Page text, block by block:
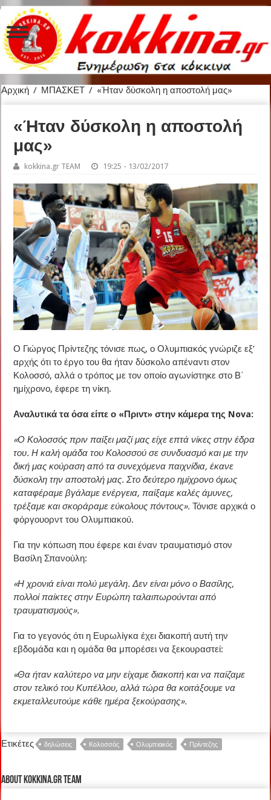
Αρχική / ΜΠΑΣΚΕΤ / «Ήταν δύσκολη η αποστολή μας»
«Ήταν δύσκολη η αποστολή
μας»
kokkina.gr TEAM 19:25 - 13/02/2017
Ο Γιώργος Πρίντεζης τόνισε πως, ο Ολυμπιακός γνώριζε εξ’
αρχής ότι το έργο του θα ήταν δύσκολο απέναντι στον
Κολοσσό, αλλά ο τρόπος με τον οποίο αγωνίστηκε στο Β΄
ημίχρονο, έφερε τη νίκη.
Αναλυτικά τα όσα είπε ο «Πριντ» στην κάμερα της Nova:
«Ο Κολοσσός πριν παίξει μαζί μας είχε επτά νίκες στην έδρα
του. Η καλή ομάδα του Κολοσσού σε συνδυασμό και με την
δική μας κούραση από τα συνεχόμενα παιχνίδια, έκανε
δύσκολη την αποστολή μας. Στο δεύτερο ημίχρονο όμως
καταφέραμε βγάλαμε ενέργεια, παίξαμε καλές άμυνες,
τρέξαμε και σκοράραμε εύκολους πόντους».Τόνισε αρχικά ο
φόργουορντ του Ολυμπιακού.
Για την κόπωση που έφερε και έναν τραυματισμό στον
Βασίλη Σπανούλη:
«Η χρονιά είναι πολύ μεγάλη. Δεν είναι μόνο ο Βασίλης,
πολλοί παίκτες στην Ευρώπη ταλαιπωρούνται από
τραυματισμούς».
Για το γεγονός ότι η Ευρωλίγκα έχει διακοπή αυτή την
εβδομάδα και η ομάδα θα μπορέσει να ξεκουραστεί:
«Θα ήταν καλύτερο να μην είχαμε διακοπή και να παίζαμε
στον τελικό του Κυπέλλου, αλλά τώρα θα κοιτάξουμε να
εκμεταλλευτούμε κάθε ημέρα ξεκούρασης».
Ετικέτες δηλώσεις Κολοσσός Ολυμπιακός Πρίντεζης
About kokkina.gr TEAM